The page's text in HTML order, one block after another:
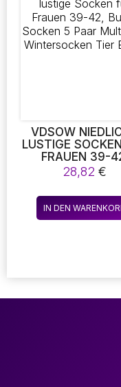
VDSOW
LUSTIGE
FRAUEN 39-
BUNTE
PAAR
WINTERSOCKEN
EULEN
28,82€
IN DEN